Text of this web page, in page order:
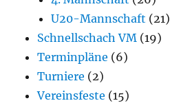
U20-Mannschaft (21)
Schnellschach VM (19)
Terminpläne (6)
Turniere (2)
Vereinsfeste (15)